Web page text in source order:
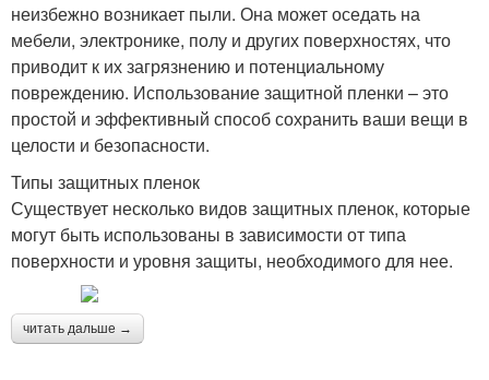
неизбежно возникает пыли. Она может оседать на
мебели, электронике, полу и других поверхностях, что
приводит к их загрязнению и потенциальному
повреждению. Использование защитной пленки – это
простой и эффективный способ сохранить ваши вещи в
целости и безопасности.
Типы защитных пленок
Существует несколько видов защитных пленок, которые
могут быть использованы в зависимости от типа
поверхности и уровня защиты, необходимого для нее.
читать дальше →